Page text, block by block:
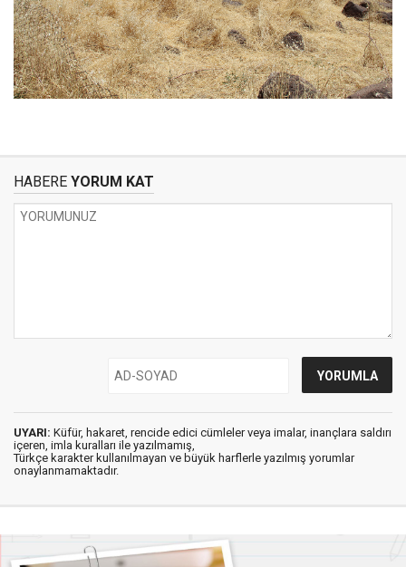
HABERE YORUM KAT
UYARI: Küfür, hakaret, rencide edici cümleler veya imalar, inançlara saldırı
içeren, imla kuralları ile yazılmamış,
Türkçe karakter kullanılmayan ve büyük harflerle yazılmış yorumlar
onaylanmamaktadır.